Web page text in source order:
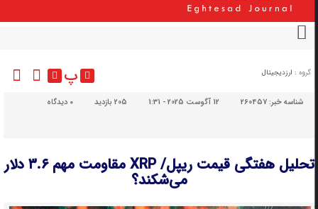
گروه : ارزدیجیتال پ
شناسه خبر:260457 12 آگوست 2025 - 1:31 205 بازدید دیدگاه
تحلیل هفتگی قیمت ریپل/ XRP مقاومت مهم ۳.۶ دلار
می‌شکند؟